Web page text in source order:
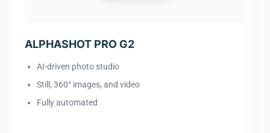
ALPHASHOT PRO G2
AI-driven photo studio
Still, 360° images, and video
Fully automated